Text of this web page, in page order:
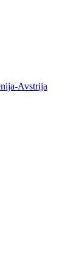
Avstrija